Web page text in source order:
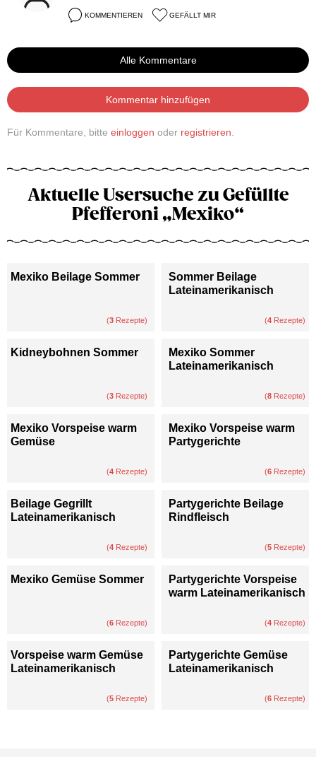
KOMMENTIEREN GEFÄLLT MIR
Alle Kommentare
Kommentar hinzufügen
Für Kommentare, bitte einloggen oder registrieren
Aktuelle Usersuche zu Gefüllte
Pfefferoni „Mexiko“
Mexiko Beilage Sommer
(3 Rezepte)
Sommer Beilage
Lateinamerikanisch
(4 Rezepte)
Kidneybohnen Sommer
(3 Rezepte)
Mexiko Sommer
Lateinamerikanisch
(8 Rezepte)
Mexiko Vorspeise warm
Gemüse
(4 Rezepte)
Mexiko Vorspeise warm
Partygerichte
(6 Rezepte)
Beilage Gegrillt
Lateinamerikanisch
(4 Rezepte)
Partygerichte Beilage
Rindfleisch
(5 Rezepte)
Mexiko Gemüse Sommer
(6 Rezepte)
Partygerichte Vorspeise
warm Lateinamerikanisch
(4 Rezepte)
Vorspeise warm Gemüse
Lateinamerikanisch
(5 Rezepte)
Partygerichte Gemüse
Lateinamerikanisch
(6 Rezepte)